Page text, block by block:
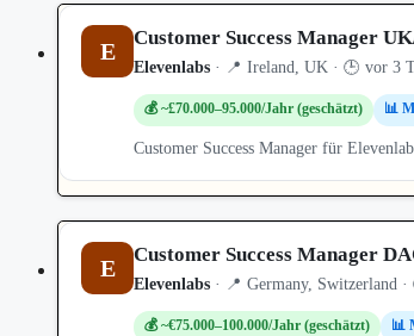
E Customer Success Manager
Elevenlabs · 📍 Ireland, UK · 🕒 vor 3
💰 ~£70.000–95.000/Jahr (geschätzt) 📊
Customer Success Manager für
E Customer Success Manager
Elevenlabs · 📍 Germany, Switzerland
💰 ~€75.000–100.000/Jahr (geschätzt) 📊